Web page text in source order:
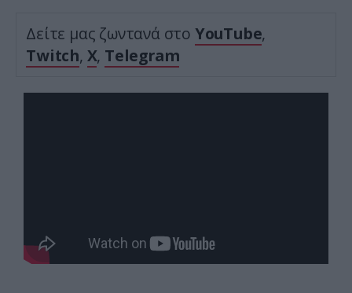
Δείτε μας ζωντανά στο YouTube,
Twitch, X, Telegram